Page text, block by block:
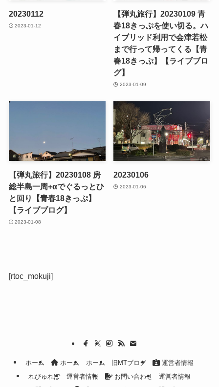
20230112
2023-01-12
【弾丸旅行】20230109 青
春18きっぷを使い切る。ハ
イブリッド利用で会津若松
まで行って帰ってくる【青
春18きっぷ】【ライブブロ
グ】
2023-01-09
【弾丸旅行】20230108 房
総半島一周+αでぐるっとひ
と回り【青春18きっぷ】
【ライブブログ】
2023-01-08
20230106
2023-01-06
[rtoc_mokuji]
ホーム ホーム ホーム 旧MTブログ
運営者情報
れびゅれぽ
運営者情報 お問い合わせ
運営者情報